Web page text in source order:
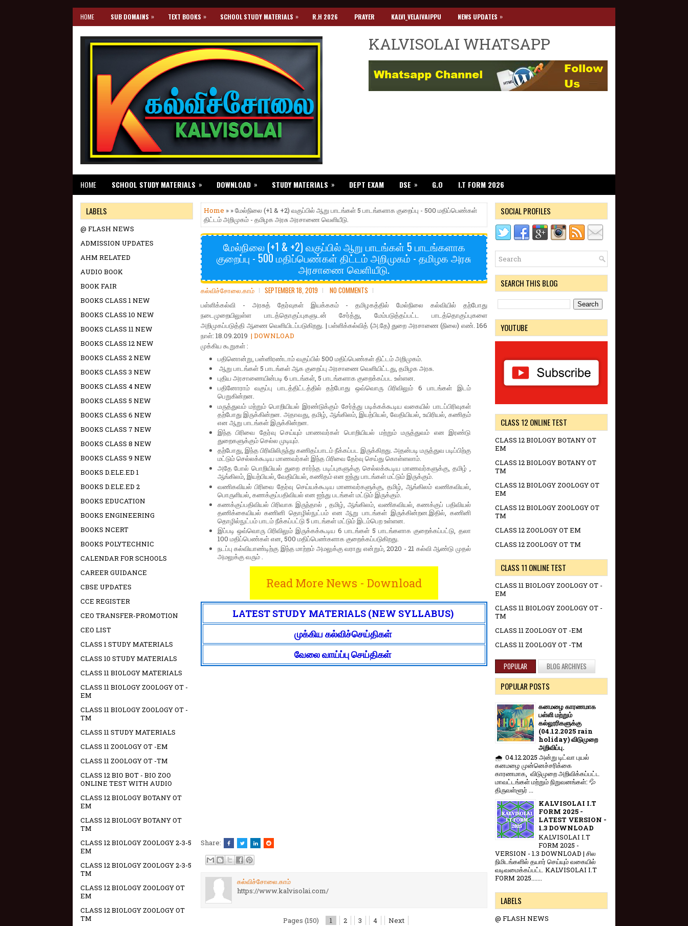
HOME SUB DOMAINS » TEXT BOOKS » SCHOOL STUDY MATERIALS » R.H 2026 PRAYER KALVI_VELAIVAIPPU NEWS UPDATES »
KALVISOLAI WHATSAPP
HOME SCHOOL STUDY MATERIALS » DOWNLOAD » STUDY MATERIALS » DEPT EXAM DSE » G.O I.T FORM 2026
Home » » மேல்நிலை (+1 & +2) வகுப்பில் ஆறு பாடங்கள் 5 பாடங்களாக குறைப்பு - 500 மதிப்பெண்கள்
திட்டம் அறிமுகம் - தமிழக அரசு அரசாணை வெளியீடு.
மேல்நிலை (+1 & +2) வகுப்பில் ஆறு பாடங்கள் 5 பாடங்களாக
குறைப்பு - 500 மதிப்பெண்கள் திட்டம் அறிமுகம் - தமிழக அரசு
அரசாணை வெளியீடு.
கல்விச்சோலை.காம் SEPTEMBER 18, 2019 NO COMMENTS
பள்ளிக்கல்வி - அரசுத் தேர்வுகள் இயக்ககம் - தமிழகத்தில் மேல்நிலை கல்வியில் தற்போது
நடைமுறையிலுள்ள பாடத்தொகுப்புகளுடன் சேர்த்து, மேம்படுத்தப்பட்ட பாடத்தொகுப்புகளை
அறிமுகப்படுத்தி ஆணை வெளியிடப்படுகிறது. | பள்ளிக்கல்வித் (அ.தே) துறை அரசாணை (நிலை) எண். 166
நாள்: 18.09.2019 | DOWNLOAD
முக்கிய கூறுகள் :
பதினொன்று, பன்னிரண்டாம் வகுப்பில் 500 மதிப்பெண்கள் திட்டம் அறிமுகம்.
ஆறு பாடங்கள் 5 பாடங்கள் ஆக குறைப்பு அரசாணை வெளியிட்டது, தமிழக அரசு.
புதிய அரசாணையின்படி 6 பாடங்கள், 5 பாடங்களாக குறைக்கப்பட உள்ளன.
பதினோராம் வகுப்பு பாடத்திட்டத்தில் தற்போது ஒவ்வொரு பிரிவிலும் 6 பாடங்கள் இடம்
பெறுகின்றன.
மருத்துவம் மற்றும் பொறியியல் இரண்டுக்கும் சேர்த்து படிக்கக்கூடிய வகையில் பாடப்பிரிவுகள்
தற்போது இருக்கின்றன. அதாவது, தமிழ், ஆங்கிலம், இயற்பியல், வேதியியல், உயிரியல், கணிதம்
என ஆறு பாடங்கள் இருக்கின்றன.
இந்த பிரிவை தேர்வு செய்யும் மாணவர்கள் பொறியியல் மற்றும் மருத்துவம் என இரண்டு
துறைகளுக்கும் செல்ல முடியும்.
தற்போது, இந்த பிரிவிலிருந்து கணிதப்பாடம் நீக்கப்பட இருக்கிறது. அதன்படி மருத்துவ படிப்பிற்கு
மட்டும் செல்லக்கூடிய மாணவர்கள் இந்த பிரிவை தேர்வு செய்து கொள்ளலாம்.
அதே போல் பொறியியல் துறை சார்ந்த படிப்புகளுக்கு செல்லக்கூடிய மாணவர்களுக்கு, தமிழ் ,
ஆங்கிலம், இயற்பியல், வேதியியல், கணிதம் என ஐந்து பாடங்கள் மட்டும் இருக்கும்.
வணிகவியல் பிரிவை தேர்வு செய்யக்கூடிய மாணவர்களுக்கு, தமிழ், ஆங்கிலம் வணிகவியல்,
பொருளியல், கணக்குப்பதிவியல் என ஐந்து படங்கள் மட்டும் இருக்கும்.
கணக்குப்பதிவியல் பிரிவாக இருந்தால் , தமிழ், ஆங்கிலம், வணிகவியல், கணக்குப் பதிவியல்
தணிக்கையியல் கணினி தொழில்நுட்பம் என ஆறு பாடங்கள் இருக்கின்றன.இதில், கணினி
தொழில்நுட்பம் பாடம் நீக்கப்பட்டு 5 பாடங்கள் மட்டும் இடம்பெற உள்ளன.
இப்படி ஒவ்வொரு பிரிவிலும் இருக்கக்கூடிய 6 பாடங்கள் 5 பாடங்களாக குறைக்கப்பட்டு, தலா
100 மதிப்பெண்கள் என, 500 மதிப்பெண்களாக குறைக்கப்படுகிறது.
நடப்பு கல்வியாண்டிற்கு இந்த மாற்றம் அமலுக்கு வராது என்றும், 2020 - 21 கல்வி ஆண்டு முதல்
அமலுக்கு வரும் .
Read More News - Download
LATEST STUDY MATERIALS (NEW SYLLABUS)
முக்கிய கல்விச்செய்திகள்
வேலை வாய்ப்பு செய்திகள்
Share:
கல்விச்சோலை.காம்
https://www.kalvisolai.com/
Pages (150) 1 2 3 4 Next
LABELS
@ FLASH NEWS
ADMISSION UPDATES
AHM RELATED
AUDIO BOOK
BOOK FAIR
BOOKS CLASS 1 NEW
BOOKS CLASS 10 NEW
BOOKS CLASS 11 NEW
BOOKS CLASS 12 NEW
BOOKS CLASS 2 NEW
BOOKS CLASS 3 NEW
BOOKS CLASS 4 NEW
BOOKS CLASS 5 NEW
BOOKS CLASS 6 NEW
BOOKS CLASS 7 NEW
BOOKS CLASS 8 NEW
BOOKS CLASS 9 NEW
BOOKS D.ELE.ED 1
BOOKS D.ELE.ED 2
BOOKS EDUCATION
BOOKS ENGINEERING
BOOKS NCERT
BOOKS POLYTECHNIC
CALENDAR FOR SCHOOLS
CAREER GUIDANCE
CBSE UPDATES
CCE REGISTER
CEO TRANSFER-PROMOTION
CEO LIST
CLASS 1 STUDY MATERIALS
CLASS 10 STUDY MATERIALS
CLASS 11 BIOLOGY MATERIALS
CLASS 11 BIOLOGY ZOOLOGY OT -
EM
CLASS 11 BIOLOGY ZOOLOGY OT -
TM
CLASS 11 STUDY MATERIALS
CLASS 11 ZOOLOGY OT -EM
CLASS 11 ZOOLOGY OT -TM
CLASS 12 BIO BOT - BIO ZOO
ONLINE TEST WITH AUDIO
CLASS 12 BIOLOGY BOTANY OT
EM
CLASS 12 BIOLOGY BOTANY OT
TM
CLASS 12 BIOLOGY ZOOLOGY 2-3-5
EM
CLASS 12 BIOLOGY ZOOLOGY 2-3-5
TM
CLASS 12 BIOLOGY ZOOLOGY OT
EM
CLASS 12 BIOLOGY ZOOLOGY OT
TM
SOCIAL PROFILES
SEARCH THIS BLOG
YOUTUBE
CLASS 12 ONLINE TEST
CLASS 12 BIOLOGY BOTANY OT
EM
CLASS 12 BIOLOGY BOTANY OT
TM
CLASS 12 BIOLOGY ZOOLOGY OT
EM
CLASS 12 BIOLOGY ZOOLOGY OT
TM
CLASS 12 ZOOLOGY OT EM
CLASS 12 ZOOLOGY OT TM
CLASS 11 ONLINE TEST
CLASS 11 BIOLOGY ZOOLOGY OT -
EM
CLASS 11 BIOLOGY ZOOLOGY OT -
TM
CLASS 11 ZOOLOGY OT -EM
CLASS 11 ZOOLOGY OT -TM
POPULAR BLOG ARCHIVES
POPULAR POSTS
கனமழை காரணமாக
பள்ளி மற்றும்
கல்லூரிகளுக்கு
(04.12.2025 rain
holiday) விடுமுறை
அறிவிப்பு.
🌧️ 04.12.2025 அன்று டிட்வா புயல்
கனமழை முன்னெச்சரிக்கை
காரணமாக, விடுமுறை அறிவிக்கப்பட்ட
மாவட்டங்கள் மற்றும் நிறுவனங்கள்: 💦
திருவள்ளூர் ...
KALVISOLAI I.T
FORM 2025 -
LATEST VERSION -
1.3 DOWNLOAD
KALVISOLAI I.T
FORM 2025 -
VERSION - 1.3 DOWNLOAD | சில
நிமிடங்களில் தயார் செய்யும் வகையில்
வடிவமைக்கப்பட்ட KALVISOLAI I.T
FORM 2025.......
LABELS
@ FLASH NEWS